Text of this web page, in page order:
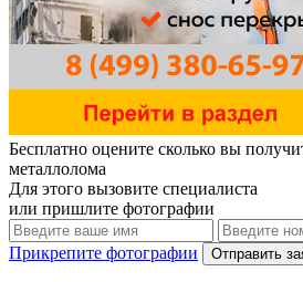
Бесплатно оцените сколько вы
металлолома
Для этого вызовите специалиста
или пришлите фотографии
Прикрепите фотографии